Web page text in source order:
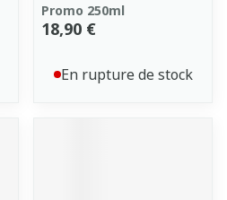
Promo 250ml
18,90 €
En rupture de stock